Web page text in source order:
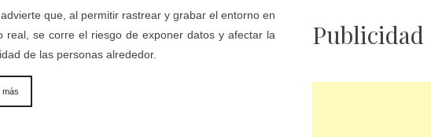
advierte que, al permitir rastrear y grabar el entorno en
real, se corre el riesgo de exponer datos y afectar la
de las personas alrededor.
más
Publicidad